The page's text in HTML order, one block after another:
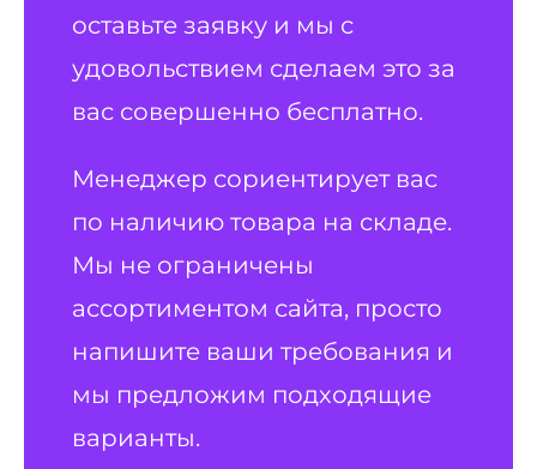
оставьте заявку и мы с
удовольствием сделаем это за
вас совершенно бесплатно.
Менеджер сориентирует вас
по наличию товара на складе.
Мы не ограничены
ассортиментом сайта, просто
напишите ваши требования и
мы предложим подходящие
варианты.